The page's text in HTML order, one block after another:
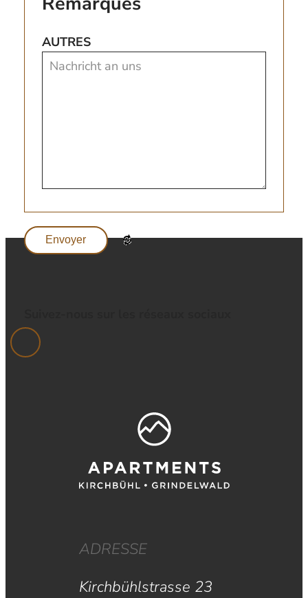
AUTRES
Envoyer
ADRESSE
Kirchbühlstrasse 23